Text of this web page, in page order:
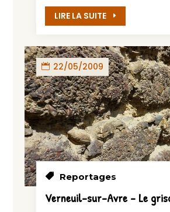
LIRE LA SUITE
22/05/2009
Reportages
Verneuil-sur-Avre – Le